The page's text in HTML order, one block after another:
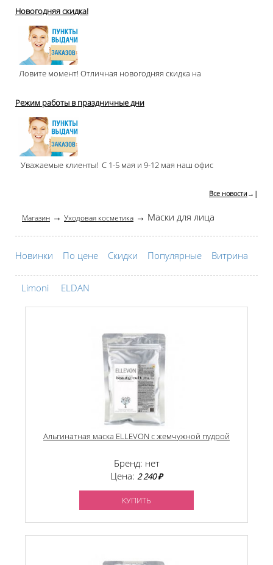
Новогодняя скидка!
Ловите момент! Отличная новогодняя скидка на
Режим работы в праздничные дни
Уважаемые клиенты! С 1-5 мая и 9-12 мая наш офис
Все новости →|
Магазин → Уходовая косметика → Маски для лица
Новинки По цене Скидки Популярные Витрина
Limoni ELDAN
Альгинатная маска ELLEVON с жемчужной пудрой
Бренд: нет
Цена: 2 240 ₽
КУПИТЬ